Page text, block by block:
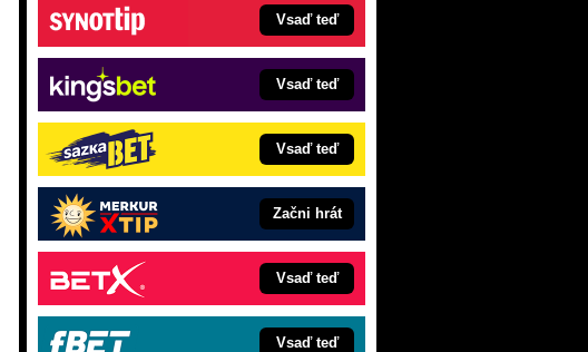
Vsaď teď
Vsaď teď
Vsaď teď
Začni hrát
Vsaď teď
Vsaď teď